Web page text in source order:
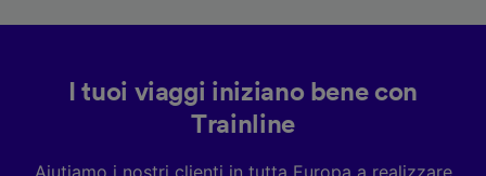
I tuoi viaggi iniziano bene con
Trainline
Aiutiamo i nostri clienti in tutta Europa a realizzare